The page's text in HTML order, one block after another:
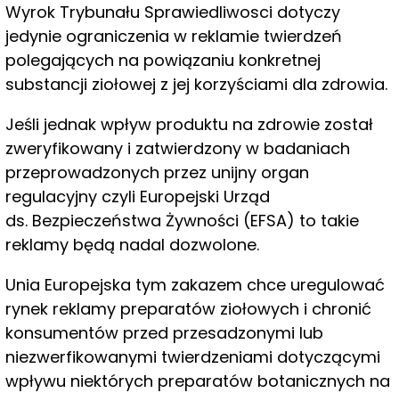
Wyrok Trybunału Sprawiedliwosci dotyczy
jedynie ograniczenia w reklamie twierdzeń
polegających na powiązaniu konkretnej
substancji ziołowej z jej korzyściami dla zdrowia.
Jeśli jednak wpływ produktu na zdrowie został
zweryfikowany i zatwierdzony w badaniach
przeprowadzonych przez unijny organ
regulacyjny czyli Europejski Urząd
ds. Bezpieczeństwa Żywności (EFSA) to takie
reklamy będą nadal dozwolone.
Unia Europejska tym zakazem chce uregulować
rynek reklamy preparatów ziołowych i chronić
konsumentów przed przesadzonymi lub
niezwerfikowanymi twierdzeniami dotyczącymi
wpływu niektórych preparatów botanicznych na